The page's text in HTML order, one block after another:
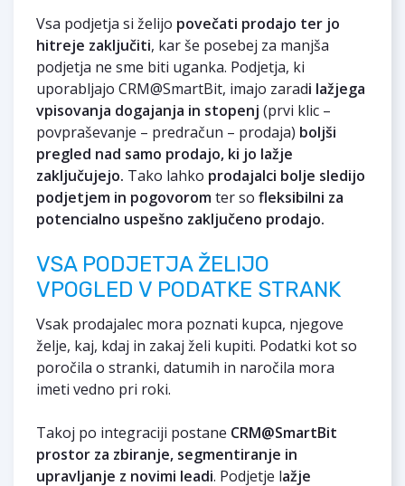
Vsa podjetja si želijo povečati prodajo ter jo
hitreje zaključiti, kar še posebej za manjša
podjetja ne sme biti uganka. Podjetja, ki
uporabljajo CRM@SmartBit, imajo zaradi lažjega
vpisovanja dogajanja in stopenj (prvi klic –
povpraševanje – predračun – prodaja) boljši
pregled nad samo prodajo, ki jo lažje
zaključujejo. Tako lahko prodajalci bolje sledijo
podjetjem in pogovoromter so fleksibilni za
potencialno uspešno zaključeno prodajo.
VSA PODJETJA ŽELIJO
VPOGLED V PODATKE STRANK
Vsak prodajalec mora poznati kupca, njegove
želje, kaj, kdaj in zakaj želi kupiti. Podatki kot so
poročila o stranki, datumih in naročila mora
imeti vedno pri roki.
Takoj po integraciji postane CRM@SmartBit
prostor za zbiranje, segmentiranje in
upravljanje z novimi leadi. Podjetje lažje